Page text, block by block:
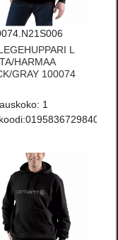
L
HARMAA
GRAY 100074
1
0195836729840